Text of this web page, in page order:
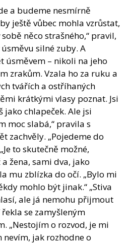
a budeme nesmírně
ještě vůbec mohla vzrůstat,
něco strašného,“ pravil,
silné zuby. A
úsměvem – nikoli na jeho
zrakům. Vzala ho za ruku a
tvářích a ostříhaných
krátkými vlasy poznat. Jsi
jako chlapeček. Ale jsi
moc slabá,“ pravila s
zachvěly. „Pojedeme do
to skutečně možné,
žena, sami dva, jako
mu zblízka do očí. „Bylo mi
mohlo být jinak.“ „Stiva
ale já nemohu přijmout
se zamyšleným
„Nestojím o rozvod, je mi
nevím, jak rozhodne o